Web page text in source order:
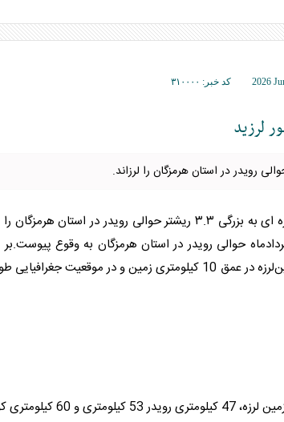
2026 کد خبر: ۳۱۰۰۰۰
لرزید
بعدازظهر جمعه 15 خردادماه حوالی رویدر در استان هرمزگان به
هرمزگان اعلام شده اند.